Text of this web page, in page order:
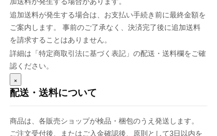
追加送料が発生する場合は、お支払い手続き前に最終金額を
ご案内します。 事前のご了承なく、決済完了後に追加送料
を請求することはありません。
詳細は「特定商取引法に基づく表記」の配送・送料欄をご確
認ください。
×
配送・送料について
商品は、各販売ショップが検品・梱包のうえ発送します。
ご注文受付後、またはご入金確認後、原則として3日以内を